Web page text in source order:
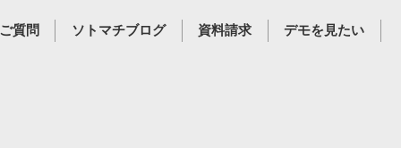
質問 ソトマチブログ 資料請求 デモを見たい